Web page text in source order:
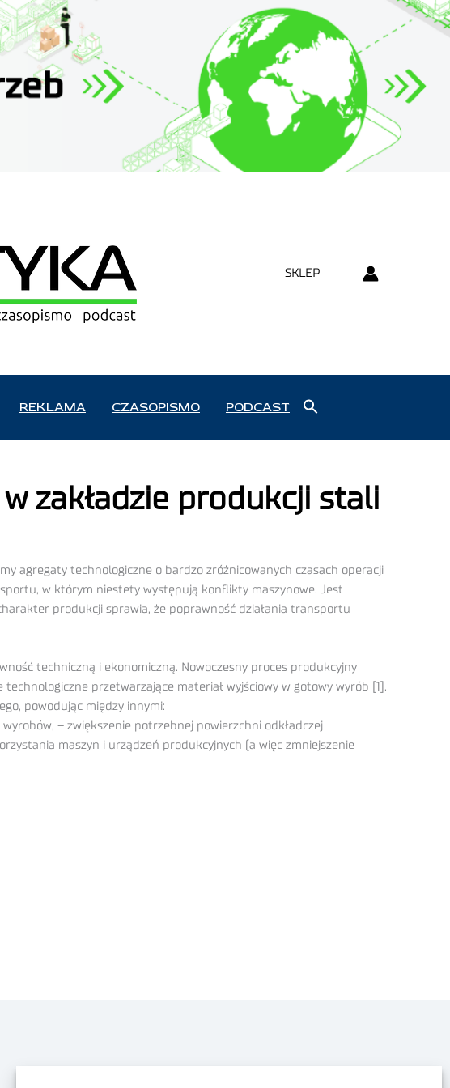
SKLEP
REKLAMA CZASOPISMO PODCAST
zakładzie produkcji stali
agregaty technologiczne o bardzo zróżnicowanych czasach operacji
w którym niestety występują konflikty maszynowe. Jest
produkcji sprawia, że poprawność działania transportu
techniczną i ekonomiczną. Nowoczesny proces produkcyjny
przetwarzające materiał wyjściowy w gotowy wyrób [1].
powodując między innymi:
– zwiększenie potrzebnej powierzchni odkładczej
maszyn i urządzeń produkcyjnych (a więc zmniejszenie